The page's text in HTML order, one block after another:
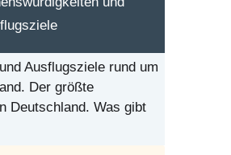
Ausflugsziele rund um
Der größte
Deutschland. Was gibt